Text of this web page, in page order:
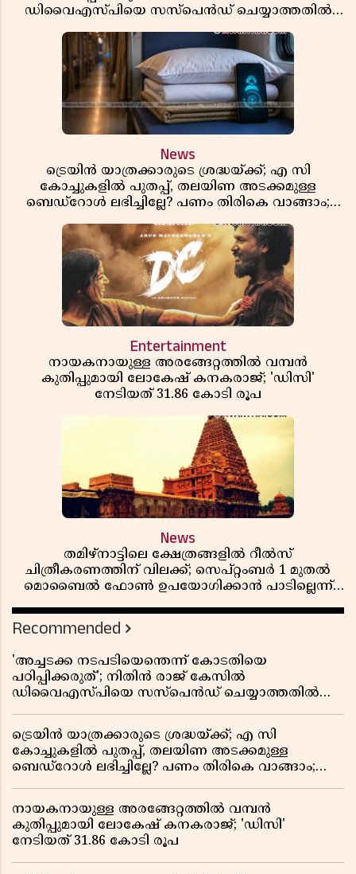
ഡിവൈഎസ്പിയെ സസ്പെൻഡ് ചെയ്യാത്തതിൽ
News
ട്രെയിൻ യാത്രക്കാരുടെ ശ്രദ്ധയ്ക്ക്; എ സി
കോച്ചുകളിൽ പുതപ്പ്, തലയിണ അടക്കമുള്ള
ബെഡ്റോൾ ലഭിച്ചില്ലേ? പണം തിരികെ വാങ്ങാം;
Entertainment
നായകനായുള്ള അരങ്ങേറ്റത്തിൽ വമ്പൻ
കുതിപ്പുമായി ലോകേഷ് കനകരാജ്; 'ഡിസി'
നേടിയത് 31.86 കോടി രൂപ
News
തമിഴ്‌നാട്ടിലെ ക്ഷേത്രങ്ങളിൽ റീൽസ്
ചിത്രീകരണത്തിന് വിലക്ക്; സെപ്റ്റംബർ 1 മുതൽ
മൊബൈൽ ഫോൺ ഉപയോഗിക്കാൻ പാടില്ലെന്ന്
Recommended
'അച്ചടക്ക നടപടിയെന്തെന്ന് കോടതിയെ
പഠിപ്പിക്കരുത്'; നിതിൻ രാജ് കേസിൽ
ഡിവൈഎസ്പിയെ സസ്പെൻഡ് ചെയ്യാത്തതിൽ
ട്രെയിൻ യാത്രക്കാരുടെ ശ്രദ്ധയ്ക്ക്; എ സി
കോച്ചുകളിൽ പുതപ്പ്, തലയിണ അടക്കമുള്ള
ബെഡ്റോൾ ലഭിച്ചില്ലേ? പണം തിരികെ വാങ്ങാം;
നായകനായുള്ള അരങ്ങേറ്റത്തിൽ വമ്പൻ
കുതിപ്പുമായി ലോകേഷ് കനകരാജ്; 'ഡിസി'
നേടിയത് 31.86 കോടി രൂപ